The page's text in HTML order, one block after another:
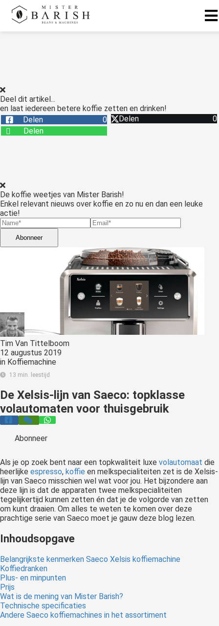
Deel dit artikel...
en laat iedereen betere koffie zetten en drinken!
Delen
0 Delen
0
Delen
De koffie weetjes van Mister Barish!
Enkel relevant nieuws over koffie en zo nu en dan een leuke
actie!
Abonneer
Tim Van Tittelboom
12 augustus 2019
in Koffiemachine
13 min. leestijd
De Xelsis-lijn van Saeco: topklasse
volautomaten voor thuisgebruik
Abonneer
Als je op zoek bent naar een topkwaliteit luxe volautomaat die
heerlijke espresso, koffie en melkspecialiteiten zet is de Xelsis-
lijn van Saeco misschien wel wat voor jou. Het bijzondere aan
deze lijn is dat de apparaten twee melkspecialiteiten
tegelijkertijd kunnen zetten én dat je de volgorde van zetten
om kunt draaien. Om alles te weten te komen over deze
prachtige serie van Saeco moet je gauw deze blog lezen.
Inhoudsopgave
Belangrijkste kenmerken Saeco Xelsis koffiemachine
Koffiedranken
Plus- en minpunten
Prijs
Wat is de mening van Mister Barish?
Technische specificaties
Andere Saeco koffiemachines in het assortiment
gebruikt
deze
kan de
te
over
van
op
gebruikt
te
Hierdoor
website-